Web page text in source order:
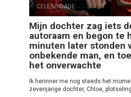
CELEBRIDADE
Mijn dochter zag iets
autoraam en begon te
minuten later stonden
onbekende man, en
het onverwachte
Ik herinner me nog steeds het
zevenjarige dochter, Chloe,